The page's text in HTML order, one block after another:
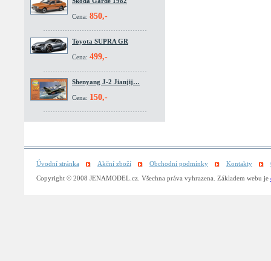
Cena: 850,-
Toyota SUPRA GR
Cena: 499,-
Shenyang J-2 Jianjij…
Cena: 150,-
Úvodní stránka Akční zboží Obchodní podmínky Kontakty
Copyright © 2008 JENAMODEL.cz. Všechna práva vyhrazena. Základem webu je